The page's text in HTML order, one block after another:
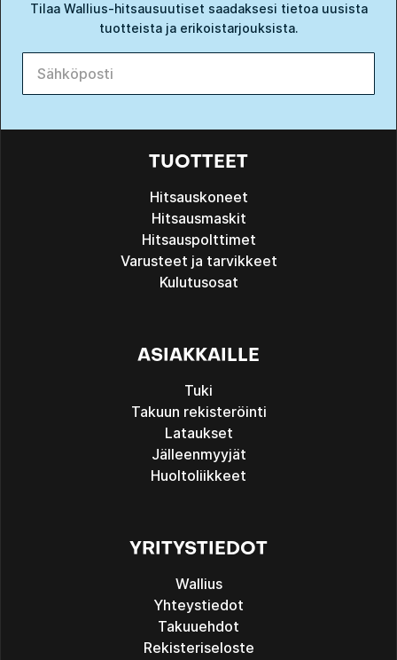
Tilaa Wallius-hitsausuutiset saadaksesi tietoa uusista
tuotteista ja erikoistarjouksista.
TUOTTEET
Hitsauskoneet
Hitsausmaskit
Hitsauspolttimet
Varusteet ja tarvikkeet
Kulutusosat
ASIAKKAILLE
Tuki
Takuun rekisteröinti
Lataukset
Jälleenmyyjät
Huoltoliikkeet
YRITYSTIEDOT
Wallius
Yhteystiedot
Takuuehdot
Rekisteriseloste